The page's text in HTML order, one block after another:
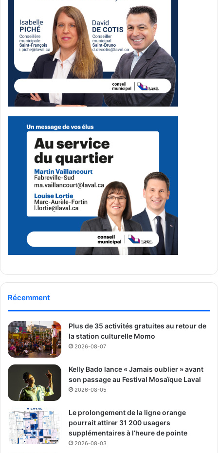
Récemment
Plus de 35 activités gratuites au retour de
la station culturelle Momo
2026-08-07
Kelly Bado lance « Jamais oublier » avant
son passage au Festival Mosaïque Laval
2026-08-05
Le prolongement de la ligne orange
pourrait attirer 31 200 usagers
supplémentaires à l’heure de pointe
2026-08-03